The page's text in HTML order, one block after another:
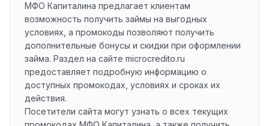
МФО Капиталина предлагает клиентам
возможность получить займы на выгодных
условиях, а промокоды позволяют получить
дополнительные бонусы и скидки при оформлении
займа. Раздел на сайте microcredito.ru
предоставляет подробную информацию о
доступных промокодах, условиях и сроках их
действия.
Посетители сайта могут узнать о всех текущих